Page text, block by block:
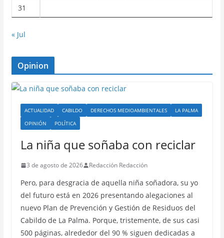
31
« Jul
Opinion
ACTUALIDAD CABILDO DERECHOS MEDIOAMBIENTALES
LA PALMA
OPINIÓN
POLÍTICA
La niña que soñaba con reciclar
3 de agosto de 2026 Redacción Redacción
Pero, para desgracia de aquella niña soñadora, su yo
del futuro está en 2026 presentando alegaciones al
nuevo Plan de Prevención y Gestión de Residuos del
Cabildo de La Palma. Porque, tristemente, de sus casi
500 páginas, alrededor del 90 % siguen dedicadas a